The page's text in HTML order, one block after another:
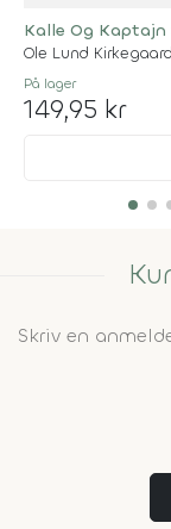
Kalle Og Kaptajn
Ole Lund Kirkegaard
På lager
149,95 kr
Skriv en